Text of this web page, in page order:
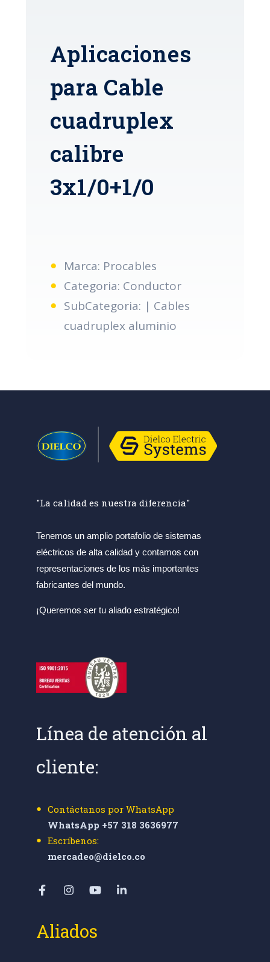
Aplicaciones
para Cable
cuadruplex
calibre
3x1/0+1/0
Marca: Procables
Categoria: Conductor
SubCategoria: | Cables
cuadruplex aluminio
"La calidad es nuestra diferencia"
Tenemos un amplio portafolio de sistemas
eléctricos de alta calidad y contamos con
representaciones de los más importantes
fabricantes del mundo.
¡Queremos ser tu aliado estratégico!
Línea de atención al
cliente:
Contáctanos por WhatsApp
WhatsApp +57 318 3636977
Escríbenos:
mercadeo@dielco.co
Aliados